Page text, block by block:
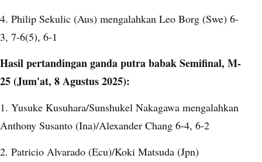
4. Philip Sekulic (Aus) mengalahkan Leo Borg (Swe) 6-
3, 7-6(5), 6-1
Hasil pertandingan ganda putra babak Semifinal, M-
25 (Jum'at, 8 Agustus 2025):
1. Yusuke Kusuhara/Sunshukel Nakagawa mengalahkan
Anthony Susanto (Ina)/Alexander Chang 6-4, 6-2
2. Patricio Alvarado (Ecu)/Koki Matsuda (Jpn)